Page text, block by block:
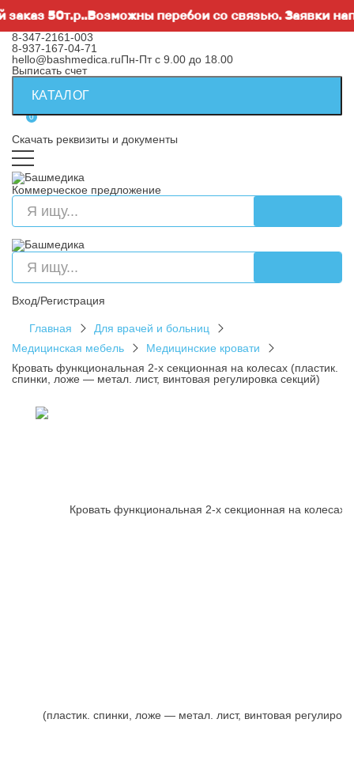
50т.р..Возможны перебои со связью. Заявки
8-347-2161-003
8-937-167-04-71
hello@bashmedica.ruПн-Пт с 9.00 до 18.00
Выписать счет
КАТАЛОГ
0
Скачать реквизиты и документы
Коммерческое предложение
Вход/Регистрация
Главная
Для врачей и больниц
Медицинская мебель
Медицинские кровати
Кровать функциональная 2-х секционная на колесах (пластик.
спинки, ложе — метал. лист, винтовая регулировка секций)